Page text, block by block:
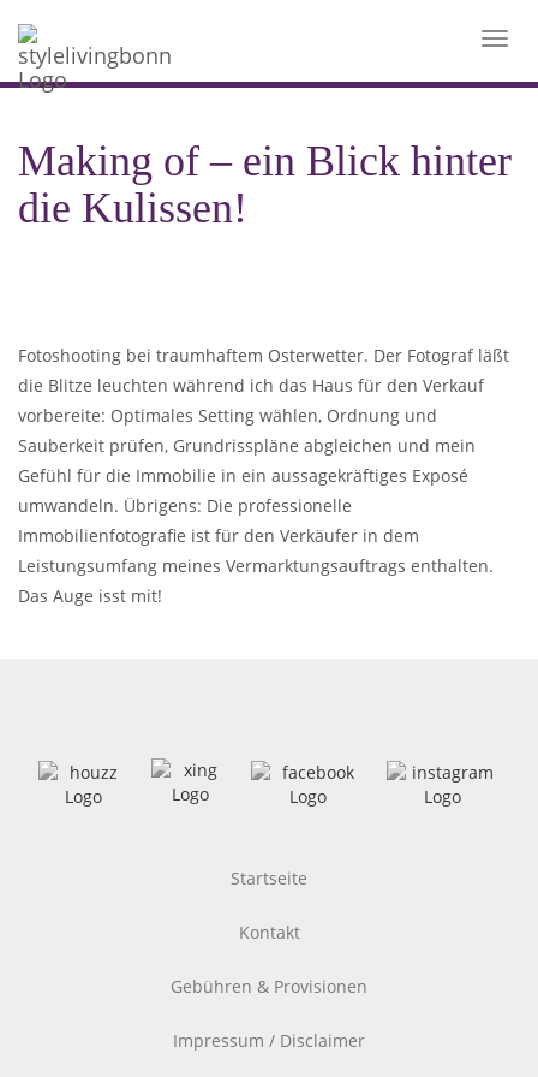
Making of – ein Blick hinter
die Kulissen!
Fotoshooting bei traumhaftem Osterwetter. Der Fotograf läßt
die Blitze leuchten während ich das Haus für den Verkauf
vorbereite: Optimales Setting wählen, Ordnung und
Sauberkeit prüfen, Grundrisspläne abgleichen und mein
Gefühl für die Immobilie in ein aussagekräftiges Exposé
umwandeln. Übrigens: Die professionelle
Immobilienfotografie ist für den Verkäufer in dem
Leistungsumfang meines Vermarktungsauftrags enthalten.
Das Auge isst mit!
Startseite
Kontakt
Gebühren & Provisionen
Impressum / Disclaimer